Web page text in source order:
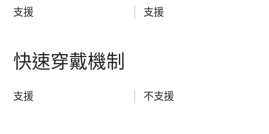
支援 支援
快速穿戴機制
支援 不支援